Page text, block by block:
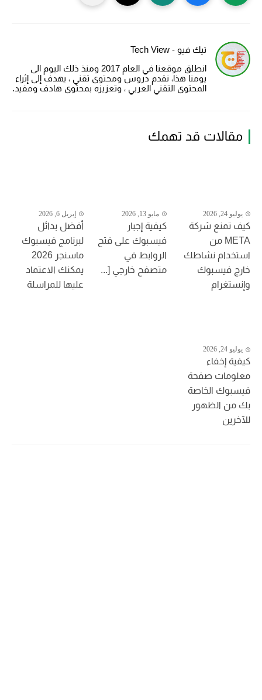
تيك فيو - Tech View
انطلق موقعنا في العام 2017 ومنذ ذلك اليوم الى
يومنا هذا، نقدم دروس ومحتوى تقني ، يهدف إلى إثراء
المحتوى التقني العربي ، وتعزيزه بمحتوى هادف ومفيد.
مقالات قد تهمك
يوليو 24, 2026
كيف تمنع شركة
META من
استخدام نشاطك
خارج فيسبوك
وإنستغرام
مايو 13, 2026
كيفية إجبار
فيسبوك على فتح
الروابط في
متصفح خارجي [...
إبريل 6, 2026
أفضل بدائل
لبرنامج فيسبوك
ماسنجر 2026
يمكنك الاعتماد
عليها للمراسلة
يوليو 24, 2026
كيفية إخفاء
معلومات صفحة
فيسبوك الخاصة
بك من الظهور
للآخرين